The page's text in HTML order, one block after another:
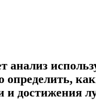
анализ
достижения